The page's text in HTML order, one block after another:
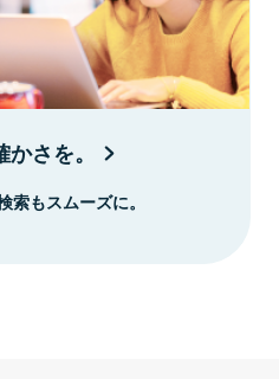
さを。
もスムーズに。